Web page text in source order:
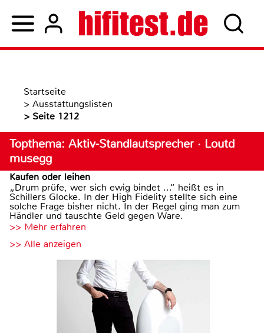
Startseite
> Ausstattungslisten
> Seite 1212
Topthema: Aktiv-Standlautsprecher · Loutd
musegg
Kaufen oder leihen
„Drum prüfe, wer sich ewig bindet ...“ heißt es in
Schillers Glocke. In der High Fidelity stellte sich eine
solche Frage bisher nicht. In der Regel ging man zum
Händler und tauschte Geld gegen Ware.
>> Mehr erfahren
>> Alle anzeigen